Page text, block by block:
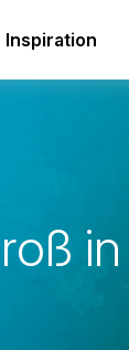
Inspiration
roß in